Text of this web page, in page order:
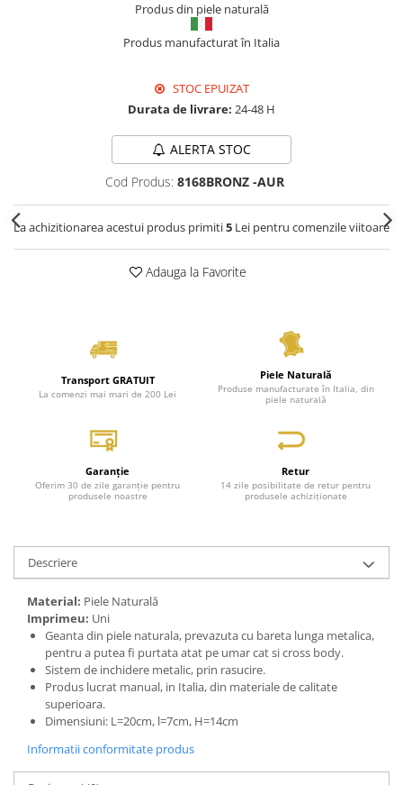
Produs din piele naturală
Produs manufacturat în Italia
STOC EPUIZAT
Durata de livrare: 24-48 H
ALERTA STOC
Cod Produs: 8168BRONZ -AUR
La achizitionarea acestui produs primiti5 Lei pentru comenzile viitoare
Adauga la Favorite
Transport GRATUIT
La comenzi mai mari de 200 Lei
Piele Naturală
Produse manufacturate în Italia, din
piele naturală
Garanție
Oferim 30 de zile garanție pentru
produsele noastre
Retur
14 zile posibilitate de retur pentru
produsele achiziționate
Descriere
Material: Piele Naturală
Imprimeu: Uni
Geanta din piele naturala, prevazuta cu bareta lunga metalica,
pentru a putea fi purtata atat pe umar cat si cross body.
Sistem de inchidere metalic, prin rasucire.
Produs lucrat manual, in Italia, din materiale de calitate
superioara.
Dimensiuni: L=20cm, l=7cm, H=14cm
Informatii conformitate produs